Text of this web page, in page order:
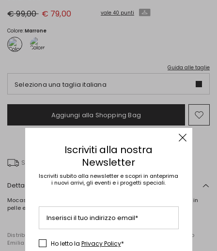
Prezzo
originale
99,00
€ 99,00 Nuovo
prezzo
79,00
€ 79,00 vale 40 punti
Colore:Marrone
Guida alle taglie
Seleziona una taglia italiana
Aggiungi alla Shopping Bag
Spedizione gratuita
Dettagli
Mocassini in pelle verniciata con tomaia arrotondata. Sottopiede in
pelle e suola in gomma.
Distribuito da Diffusione Tessile S.r.l., con sede in Cavriago, Reggio
Emilia (Italia), Via Santi n. 8, 42025
Iscriviti alla nostra
Newsletter
Iscriviti subito alla newsletter e scopri in anteprima
i nuovi arrivi, gli eventi e i progetti speciali.
Inserisci il tuo indirizzo email*
Ho letto la Privacy Policy*